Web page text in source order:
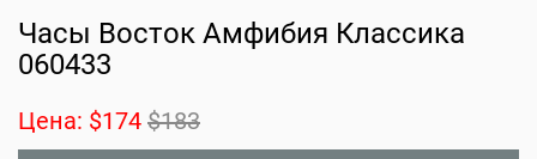
Часы Восток Амфибия Классика
060433
Цена: $174 $183